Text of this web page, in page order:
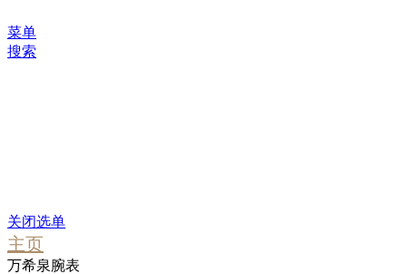
菜单
搜索
关闭选单
主页
万希泉腕表